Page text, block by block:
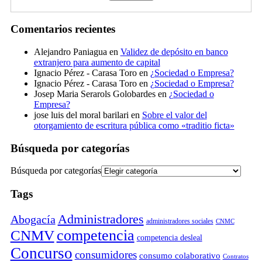
Comentarios recientes
Alejandro Paniagua en Validez de depósito en banco
extranjero para aumento de capital
Ignacio Pérez - Carasa Toroen ¿Sociedad o Empresa?
Ignacio Pérez - Carasa Toroen ¿Sociedad o Empresa?
Josep Maria Serarols Golobardesen ¿Sociedad o
Empresa?
jose luis del moral barilari en Sobre el valor del
otorgamiento de escritura pública como «traditio ficta»
Búsqueda por categorías
Búsqueda por categorías
Tags
Abogacía Administradores administradores sociales CNMC
CNMV competencia competencia desleal
Concurso consumidores consumo colaborativo Contratos